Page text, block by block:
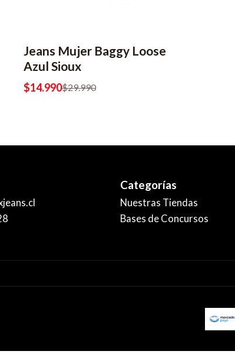
-50% OFF
Jeans Mujer Baggy Loose
Azul Sioux
$14.990$29.990
Categorías
Nuestras Tiendas
Bases de Concursos